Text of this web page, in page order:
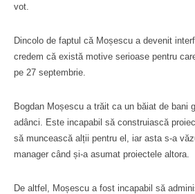
vot.
Dincolo de faptul că Moșescu a devenit
credem că există motive serioase pentru
pe 27 septembrie.
Bogdan Moșescu a trăit ca un băiat de bani
adânci. Este incapabil să construiască
să muncească alții pentru el, iar asta s-a
manager când și-a asumat proiectele altora.
De altfel, Moșescu a fost incapabil să